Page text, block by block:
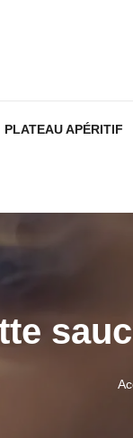
PLATEAU APÉRITIF